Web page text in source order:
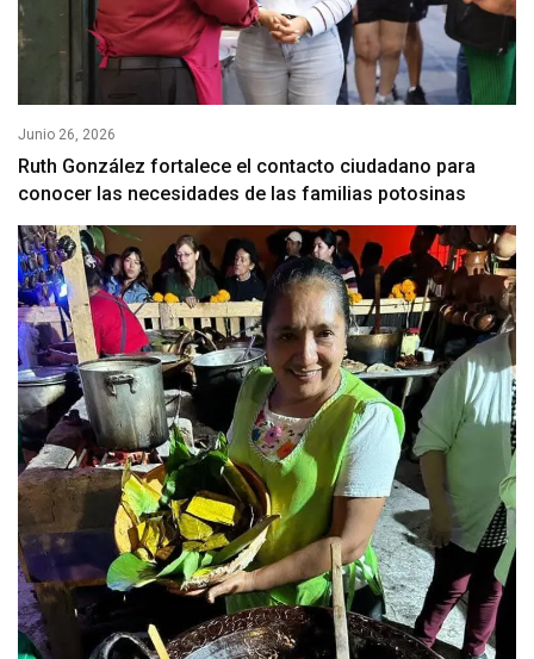
Junio 26, 2026
Ruth González fortalece el contacto ciudadano para
conocer las necesidades de las familias potosinas